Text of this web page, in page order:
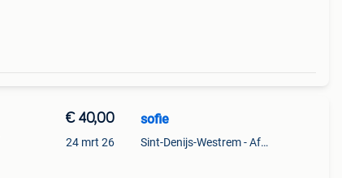
€ 40,00
24 mrt 26
sofie
Sint-Denijs-Westrem - Afsnee